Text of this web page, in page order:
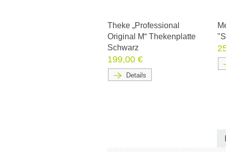
Theke „Professional
Original M“ Thekenplatte
Schwarz
199,00 €
Details